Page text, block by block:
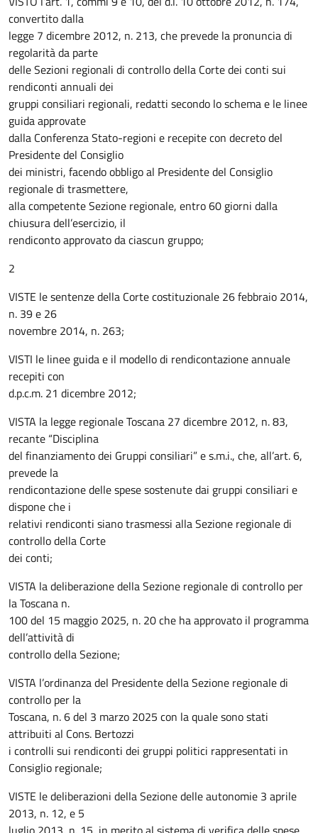
convertito dalla
legge 7 dicembre 2012, n. 213, che prevede la pronuncia di
regolarità da parte
delle Sezioni regionali di controllo della Corte dei conti sui
rendiconti annuali dei
gruppi consiliari regionali, redatti secondo lo schema e le linee
guida approvate
dalla Conferenza Stato-regioni e recepite con decreto del
Presidente del Consiglio
dei ministri, facendo obbligo al Presidente del Consiglio
regionale di trasmettere,
alla competente Sezione regionale, entro 60 giorni dalla
chiusura dell’esercizio, il
rendiconto approvato da ciascun gruppo;
2
VISTE le sentenze della Corte costituzionale 26 febbraio 2014,
n. 39 e 26
novembre 2014, n. 263;
VISTI le linee guida e il modello di rendicontazione annuale
recepiti con
d.p.c.m. 21 dicembre 2012;
VISTA la legge regionale Toscana 27 dicembre 2012, n. 83,
recante “Disciplina
del finanziamento dei Gruppi consiliari” e s.m.i., che, all’art. 6,
prevede la
rendicontazione delle spese sostenute dai gruppi consiliari e
dispone che i
relativi rendiconti siano trasmessi alla Sezione regionale di
controllo della Corte
dei conti;
VISTA la deliberazione della Sezione regionale di controllo per
la Toscana n.
100 del 15 maggio 2025, n. 20 che ha approvato il programma
dell’attività di
controllo della Sezione;
VISTA l’ordinanza del Presidente della Sezione regionale di
controllo per la
Toscana, n. 6 del 3 marzo 2025 con la quale sono stati
attribuiti al Cons. Bertozzi
i controlli sui rendiconti dei gruppi politici rappresentati in
Consiglio regionale;
VISTE le deliberazioni della Sezione delle autonomie 3 aprile
2013, n. 12, e 5